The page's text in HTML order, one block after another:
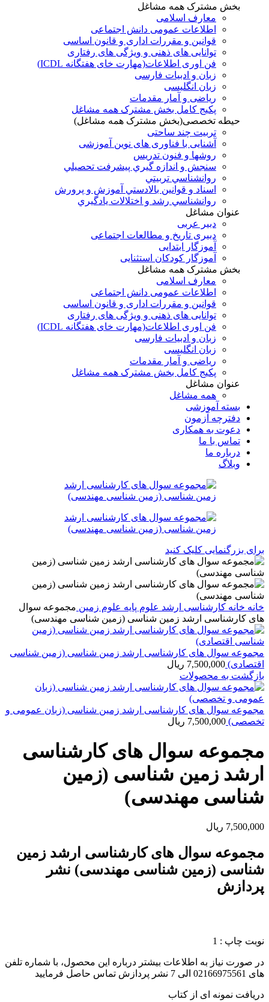
بخش مشترک همه مشاغل
معارف اسلامی
اطلاعات عمومی دانش اجتماعی
قوانین و مقررات اداری و قانون اساسی
توانایی های ذهنی و ویژگی های رفتاری
فن اوری اطلاعات(مهارت خای هفتگانه ICDL)
زبان و ادبیات فارسی
زبان انگلیسی
ریاضی و آمار مقدمات
پکیج کامل بخش مشترک همه مشاغل
حیطه تخصصی(بخش مشترک همه مشاغل)
تربیت چند ساحتی
آشنایی با فناوری های نوین آموزشی
روشها و فنون تدريس
سنجش و اندازه گيري پيشرفت تحصيلي
روانشناسي تربيتي
اسناد و قوانين بالادستي آموزش و پرورش
روانشناسي رشد و اختلالات يادگيري
عنوان مشاغل
دبير عربی
دبیری تاریخ و مطالعات اجتماعی
آموزگار ابتدایی
آموزگار کودکان استثنایی
بخش مشترک همه مشاغل
معارف اسلامی
اطلاعات عمومی دانش اجتماعی
قوانین و مقررات اداری و قانون اساسی
توانایی های ذهنی و ویژگی های رفتاری
فن اوری اطلاعات(مهارت خای هفتگانه ICDL)
زبان و ادبیات فارسی
زبان انگلیسی
ریاضی و آمار مقدمات
پکیج کامل بخش مشترک همه مشاغل
عنوان مشاغل
همه مشاغل
بسته آموزشی
دفترچه آزمون
دعوت به همکاری
تماس با ما
درباره ما
وبلاگ
برای بزرگنمایی کلیک کنید
خانه خانه کارشناسی ارشد علوم پایه علوم زمین مجموعه سوال
های کارشناسی ارشد زمین شناسی (زمین شناسی مهندسی)
مجموعه سوال های کارشناسی ارشد زمین شناسی (زمین شناسی
اقتصادی) 7,500,000 ریال
بازگشت به محصولات
مجموعه سوال های کارشناسی ارشد زمین شناسی (زبان عمومی و
تخصصی) 7,500,000 ریال
مجموعه سوال های کارشناسی
ارشد زمین شناسی (زمین
شناسی مهندسی)
7,500,000 ریال
مجموعه سوال های کارشناسی ارشد زمین
شناسی (زمین شناسی مهندسی) نشر
پردازش
نوبت چاپ : 1
در صورت نیاز به اطلاعات بیشتر درباره این محصول، با شماره تلفن
های 02166975561 الی 7 نشر پردازش تماس حاصل فرمایید
دریافت نمونه ای از کتاب